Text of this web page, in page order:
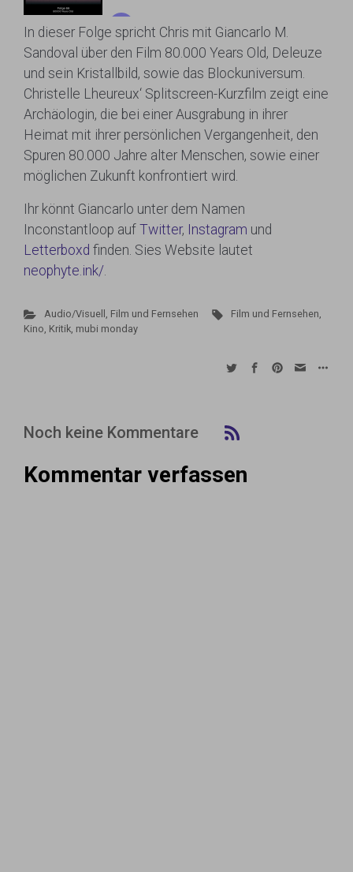
In dieser Folge spricht Chris mit Giancarlo M.
Sandoval über den Film 80.000 Years Old, Deleuze
und sein Kristallbild, sowie das Blockuniversum.
Christelle Lheureux‘ Splitscreen-Kurzfilm zeigt eine
Archäologin, die bei einer Ausgrabung in ihrer
Heimat mit ihrer persönlichen Vergangenheit, den
Spuren 80.000 Jahre alter Menschen, sowie einer
möglichen Zukunft konfrontiert wird.
Ihr könnt Giancarlo unter dem Namen
Inconstantloop auf Twitter, Instagram und
Letterboxd finden. Sies Website lautet
neophyte.ink/.
Audio/Visuell , Film und Fernsehen Film und Fernsehen,
Kino, Kritik, mubi monday
Noch keine Kommentare
Kommentar verfassen